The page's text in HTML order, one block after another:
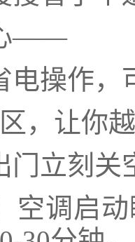
——
操作，
让你越
立刻关
调启动